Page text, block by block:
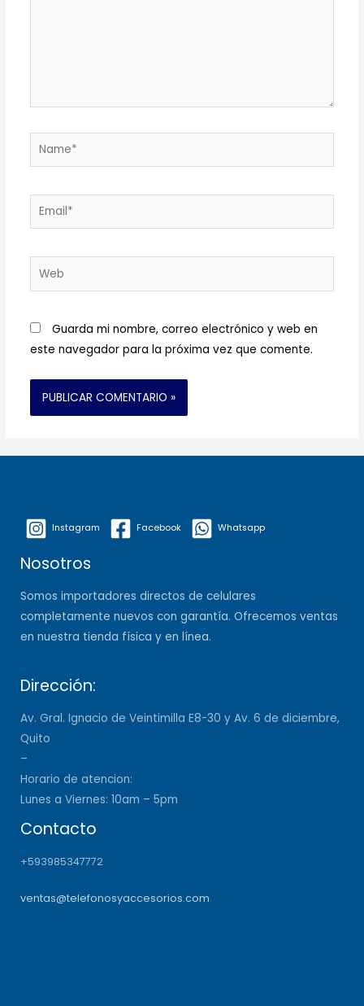
Name*
Email*
Web
Guarda mi nombre, correo electrónico y web en
este navegador para la próxima vez que comente.
Instagram Facebook Whatsapp
Nosotros
Somos importadores directos de celulares
completamente nuevos con garantía. Ofrecemos ventas
en nuestra tienda física y en línea.
Dirección:
Av. Gral. Ignacio de Veintimilla E8-30 y Av. 6 de diciembre,
Quito
–
Horario de atencion:
Lunes a Viernes: 10am – 5pm
Contacto
+593985347772
ventas@telefonosyaccesorios.com